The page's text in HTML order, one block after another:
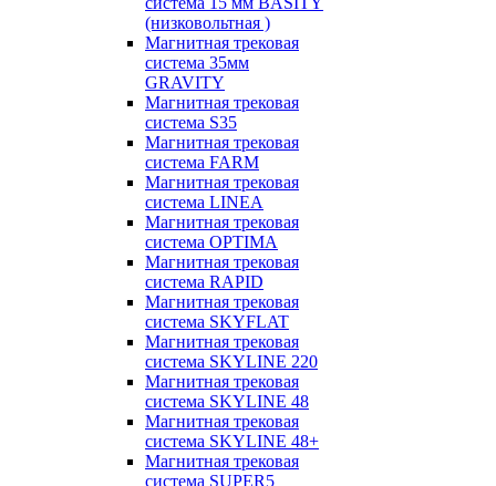
(низковольтная )
Магнитная трековая
система 35мм
GRAVITY
Магнитная трековая
система S35
Магнитная трековая
система FARM
Магнитная трековая
система LINEA
Магнитная трековая
система OPTIMA
Магнитная трековая
система RAPID
Магнитная трековая
система SKYFLAT
Магнитная трековая
система SKYLINE 220
Магнитная трековая
система SKYLINE 48
Магнитная трековая
система SKYLINE 48+
Магнитная трековая
система SUPER5